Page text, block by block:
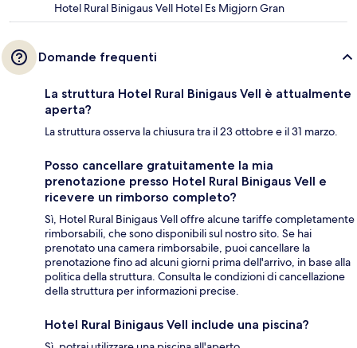
Hotel Rural Binigaus Vell Hotel Es Migjorn Gran
Domande frequenti
La struttura Hotel Rural Binigaus Vell è attualmente
aperta?
La struttura osserva la chiusura tra il 23 ottobre e il 31 marzo.
Posso cancellare gratuitamente la mia
prenotazione presso Hotel Rural Binigaus Vell e
ricevere un rimborso completo?
Sì, Hotel Rural Binigaus Vell offre alcune tariffe completamente
rimborsabili, che sono disponibili sul nostro sito. Se hai
prenotato una camera rimborsabile, puoi cancellare la
prenotazione fino ad alcuni giorni prima dell'arrivo, in base alla
politica della struttura. Consulta le condizioni di cancellazione
della struttura per informazioni precise.
Hotel Rural Binigaus Vell include una piscina?